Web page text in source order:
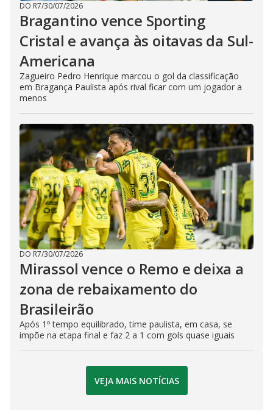
DO R7/30/07/2026
Bragantino vence Sporting
Cristal e avança às oitavas da Sul-
Americana
Zagueiro Pedro Henrique marcou o gol da classificação
em Bragança Paulista após rival ficar com um jogador a
menos
DO R7/30/07/2026
Mirassol vence o Remo e deixa a
zona de rebaixamento do
Brasileirão
Após 1º tempo equilibrado, time paulista, em casa, se
impõe na etapa final e faz 2 a 1 com gols quase iguais
VEJA MAIS NOTÍCIAS